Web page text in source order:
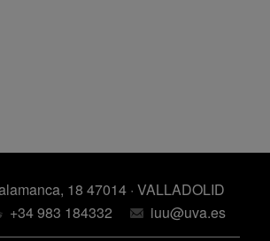
18 47014 · VALLADOLID
+34 983 184332 iuu@uva.es